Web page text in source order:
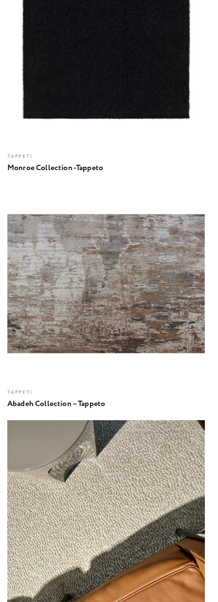
TAPPETI
Monroe Collection -Tappeto
TAPPETI
Abadeh Collection – Tappeto